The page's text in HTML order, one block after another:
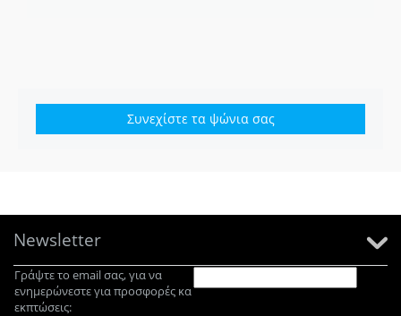
Συνεχίστε τα ψώνια σας
Newsletter
Γράψτε το email σας, για να
ενημερώνεστε για προσφορές κα
εκπτώσεις: